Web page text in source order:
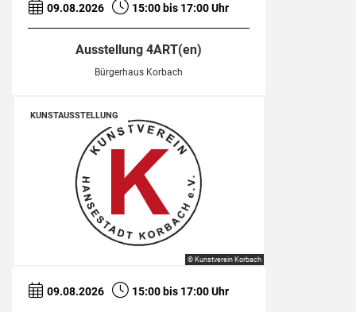
09.08.2026 15:00 bis 17:00 Uhr
Ausstellung 4ART(en)
Bürgerhaus Korbach
09.08.2026 15:00 bis 17:00 Uhr
KUNSTAUSSTELLUNG
© Kunstverein Korbach